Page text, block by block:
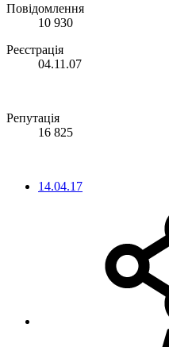
Повідомлення
10 930
Реєстрація
04.11.07
Репутація
16 825
14.04.17